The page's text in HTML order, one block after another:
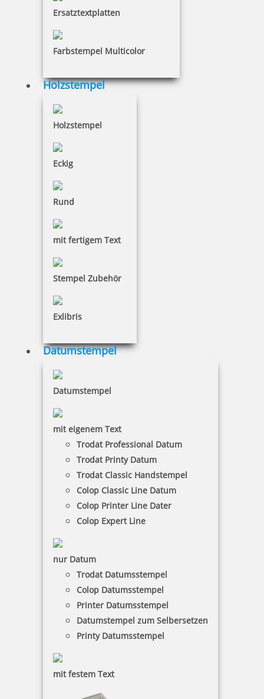
Ersatztextplatten
Farbstempel Multicolor
Holzstempel
Holzstempel
Eckig
Rund
mit fertigem Text
Stempel Zubehör
Exlibris
Datumstempel
Datumstempel
mit eigenem Text
Trodat Professional Datum
Trodat Printy Datum
Trodat Classic Handstempel
Colop Classic Line Datum
Colop Printer Line Dater
Colop Expert Line
nur Datum
Trodat Datumsstempel
Colop Datumsstempel
Printer Datumsstempel
Datumstempel zum Selbersetzen
Printy Datumsstempel
mit festem Text
MAUL Acryl Stempelträger gerade für 4 Stempel
7,91 €
MAUL Stempelträger gerade Form für 4 Stempel
Bestellen
MAUL Stempelträger gerade Form für 6 Stempel
9,89 €
MAUL Stempelträger gerade Form für 8 Stempel